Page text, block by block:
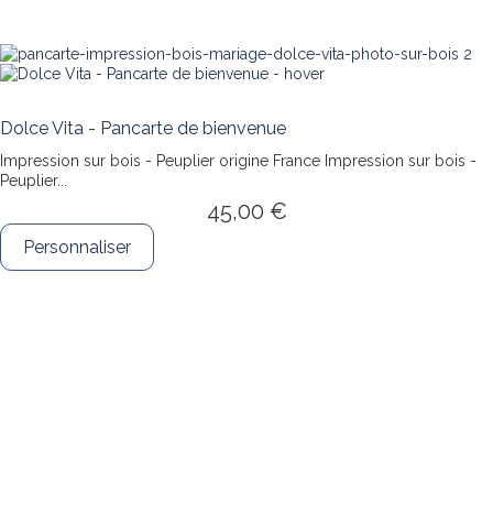
Dolce Vita - Pancarte de bienvenue
Impression sur bois - Peuplier origine France Impression sur bois -
Peuplier...
45,00 €
Personnaliser